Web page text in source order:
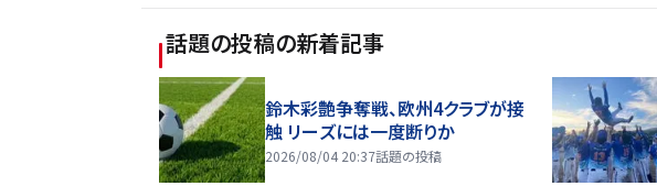
話題の投稿の新着記事
鈴木彩艶争奪戦、欧州4クラブが接
触 リーズには一度断りか
2026/08/04 20:37話題の投稿